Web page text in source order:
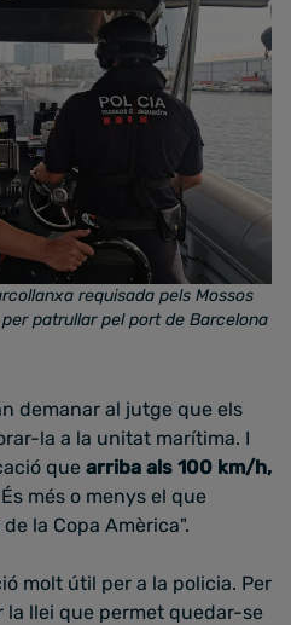
requisada pels Mossos
patrullar pel port de Barcelona
demanar al jutge que els
la a la unitat marítima. I
que arriba als 100 km/h,
més o menys el que
la Copa Amèrica".
molt útil per a la policia. Per
la llei que permet quedar-se